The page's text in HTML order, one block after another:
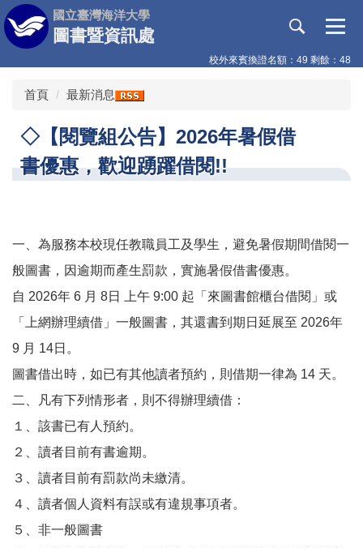
跳
到
主
要
國立臺灣海洋大學
圖書暨資訊處
校外來賓換證名額：49 剩餘：48
首頁 最新消息
◇【閱覽組公告】2026年暑假借
書優惠，歡迎踴躍借閱!!
一、為服務本校現任教職員工及學生，避免暑假期間借閱一
般圖書，因逾期而產生罰款，實施暑假借書優惠。
自 2026年 6 月 8日 上午 9:00 起「來圖書館櫃台借閱」或
「上網辦理續借」一般圖書，其還書到期日延展至 2026年
9 月 14日。
圖書借出時，如已有其他讀者預約，則借期一律為 14 天。
二、凡有下列情形者，則不得辦理續借：
１、該書已有人預約。
２、讀者目前有書逾期。
３、讀者目前有罰款尚未繳清。
４、讀者個人資料有誤或有違規事項者。
５、非一般圖書